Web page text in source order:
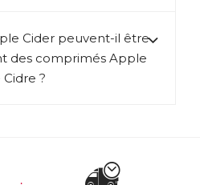
Cider peuvent-il être
des comprimés Apple
?